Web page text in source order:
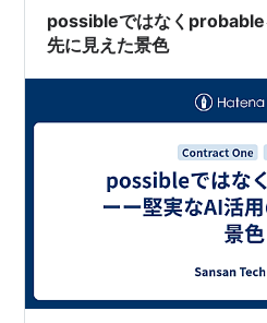
possibleではなくprobable
先に見えた景色